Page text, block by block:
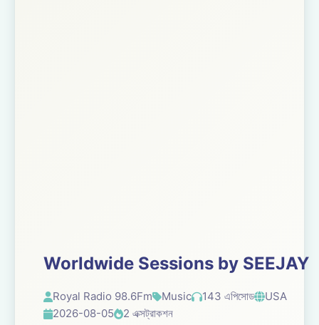
Worldwide Sessions by SEEJAY
Royal Radio 98.6Fm Music 143 এপিসোড
USA
2026-08-05
2 এক্সট্রাকশন